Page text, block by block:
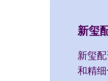
新玺
新玺
和精